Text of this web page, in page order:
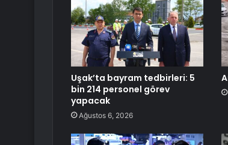
Uşak’ta bayram tedbirleri: 5
bin 214 personel görev
yapacak
Ağustos 6, 2026